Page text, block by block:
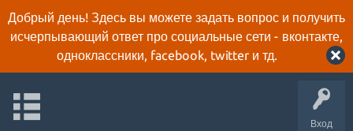
Добрый день! Здесь вы можете задать вопрос и получить
исчерпывающий ответ про социальные сети - вконтакте,
одноклассники, facebook, twitter и тд.
Вход